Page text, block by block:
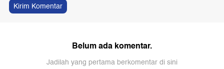
Kirim Komentar
Belum ada komentar.
Jadilah yang pertama berkomentar di sini